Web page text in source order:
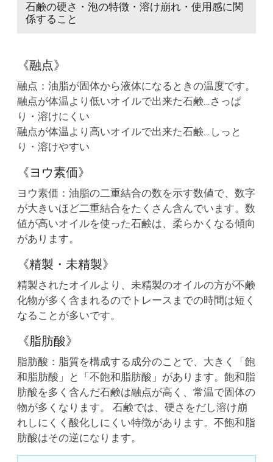
石鹸の硬さ・泡の特徴・溶け崩れ・使用感に関
係すること
《融点》
融点：油脂が固体から液体になるときの温度です。
融点が体温より低いオイルで出来た石鹸…さっぱ
り・溶けにくい
融点が体温より高いオイルで出来た石鹸…しっと
り・溶けやすい
《ヨウ素価》
ヨウ素価：油脂の二重結合の数を示す数値で、数字
が大きいほど二重結合をたくさん含んでいます。数
値が高いオイルを使った石鹸は、柔らかくなる傾向
があります。
《精製・未精製》
精製されたオイルより、未精製のオイルの方が不鹸
化物が多く含まれるのでトレースまでの時間は短く
なることが多いです。
《脂肪酸》
脂肪酸：脂質を構成する成分のことで、大きく「飽
和脂肪酸」と「不飽和脂肪酸」があります。飽和脂
肪酸を多く含んだ石鹸は融点が高く、常温で固体の
物が多くなります。 石鹸では、硬さをだし溶け崩
れしにくく酸化しにくい特徴があります。不飽和脂
肪酸はその逆になります。